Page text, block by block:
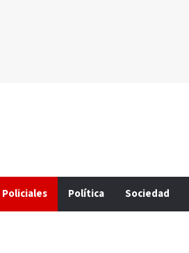
Policiales Política Sociedad